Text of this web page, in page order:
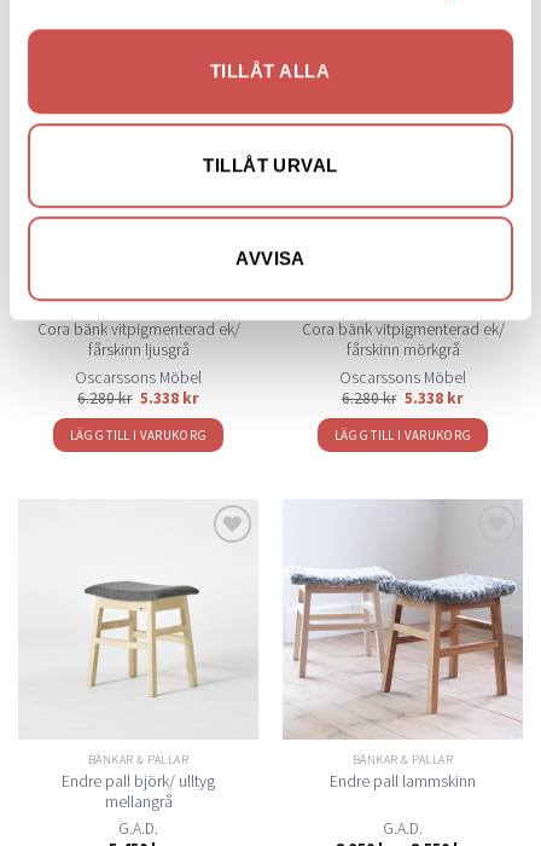
TILLÅT ALLA
TILLÅT URVAL
AVVISA
önskelistan
Cora bänk vitpigmenterad ek/
fårskinn ljusgrå
Oscarssons Möbel
6.280kr 5.338 kr
LÄGG TILL I VARUKORG
Lägg
Cora bänk vitpigmenterad ek/
fårskinn mörkgrå
Oscarssons Möbel
6.280kr 5.338 kr
LÄGG TILL I VARUKORG
önskelistan
BÄNKAR & PALLAR
Endre pall björk/ ulltyg
mellangrå
G.A.D.
Lägg
till i
önskelistan
BÄNKAR & PALLAR
Endre pall lammskinn
G.A.D.